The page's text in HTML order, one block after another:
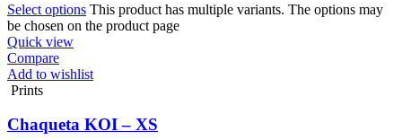
Select options This product has multiple variants. The options may
be chosen on the product page
Quick view
Compare
Add to wishlist
Prints
Chaqueta KOI – XS